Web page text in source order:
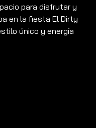
para disfrutar y
en la fiesta El Dirty
único y energía